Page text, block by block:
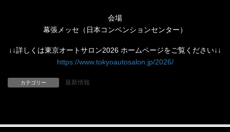
会場
幕張メッセ（日本コンベンションセンター）
↓↓詳しくは東京オートサロン2026 ホームページをご覧ください↓↓
https://www.tokyoautosalon.jp/2026/
カテゴリー 最新情報